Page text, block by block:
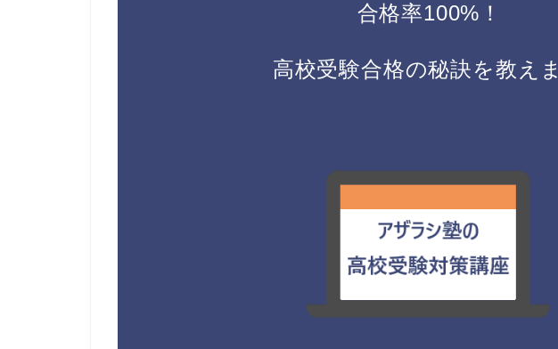
合格率100%！
高校受験合格の秘訣を教え